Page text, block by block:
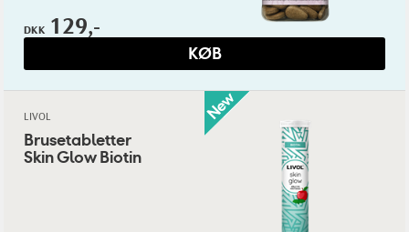
DKK 129,-
KØB
LIVOL
Brusetabletter
Skin Glow Biotin